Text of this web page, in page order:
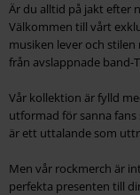
Är du alltid på jakt efter
Välkommen till vårt
musiken lever och
från avslappnade band-
Vår kollektion är fylld
utformad för sanna fans
är ett uttalande som
Men vår rockmerch är
perfekta presenten till